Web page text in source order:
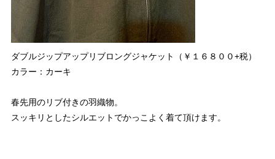
ダブルジップアップリブロングジャケット（￥１６８００+税）
カラー：カーキ
春先用のリブ付きの羽織物。
スッキリとしたシルエットでかっこよく着て頂けます。